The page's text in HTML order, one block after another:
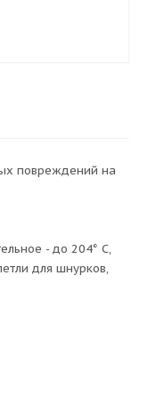
повреждений на
- до 204° C,
для шнурков,